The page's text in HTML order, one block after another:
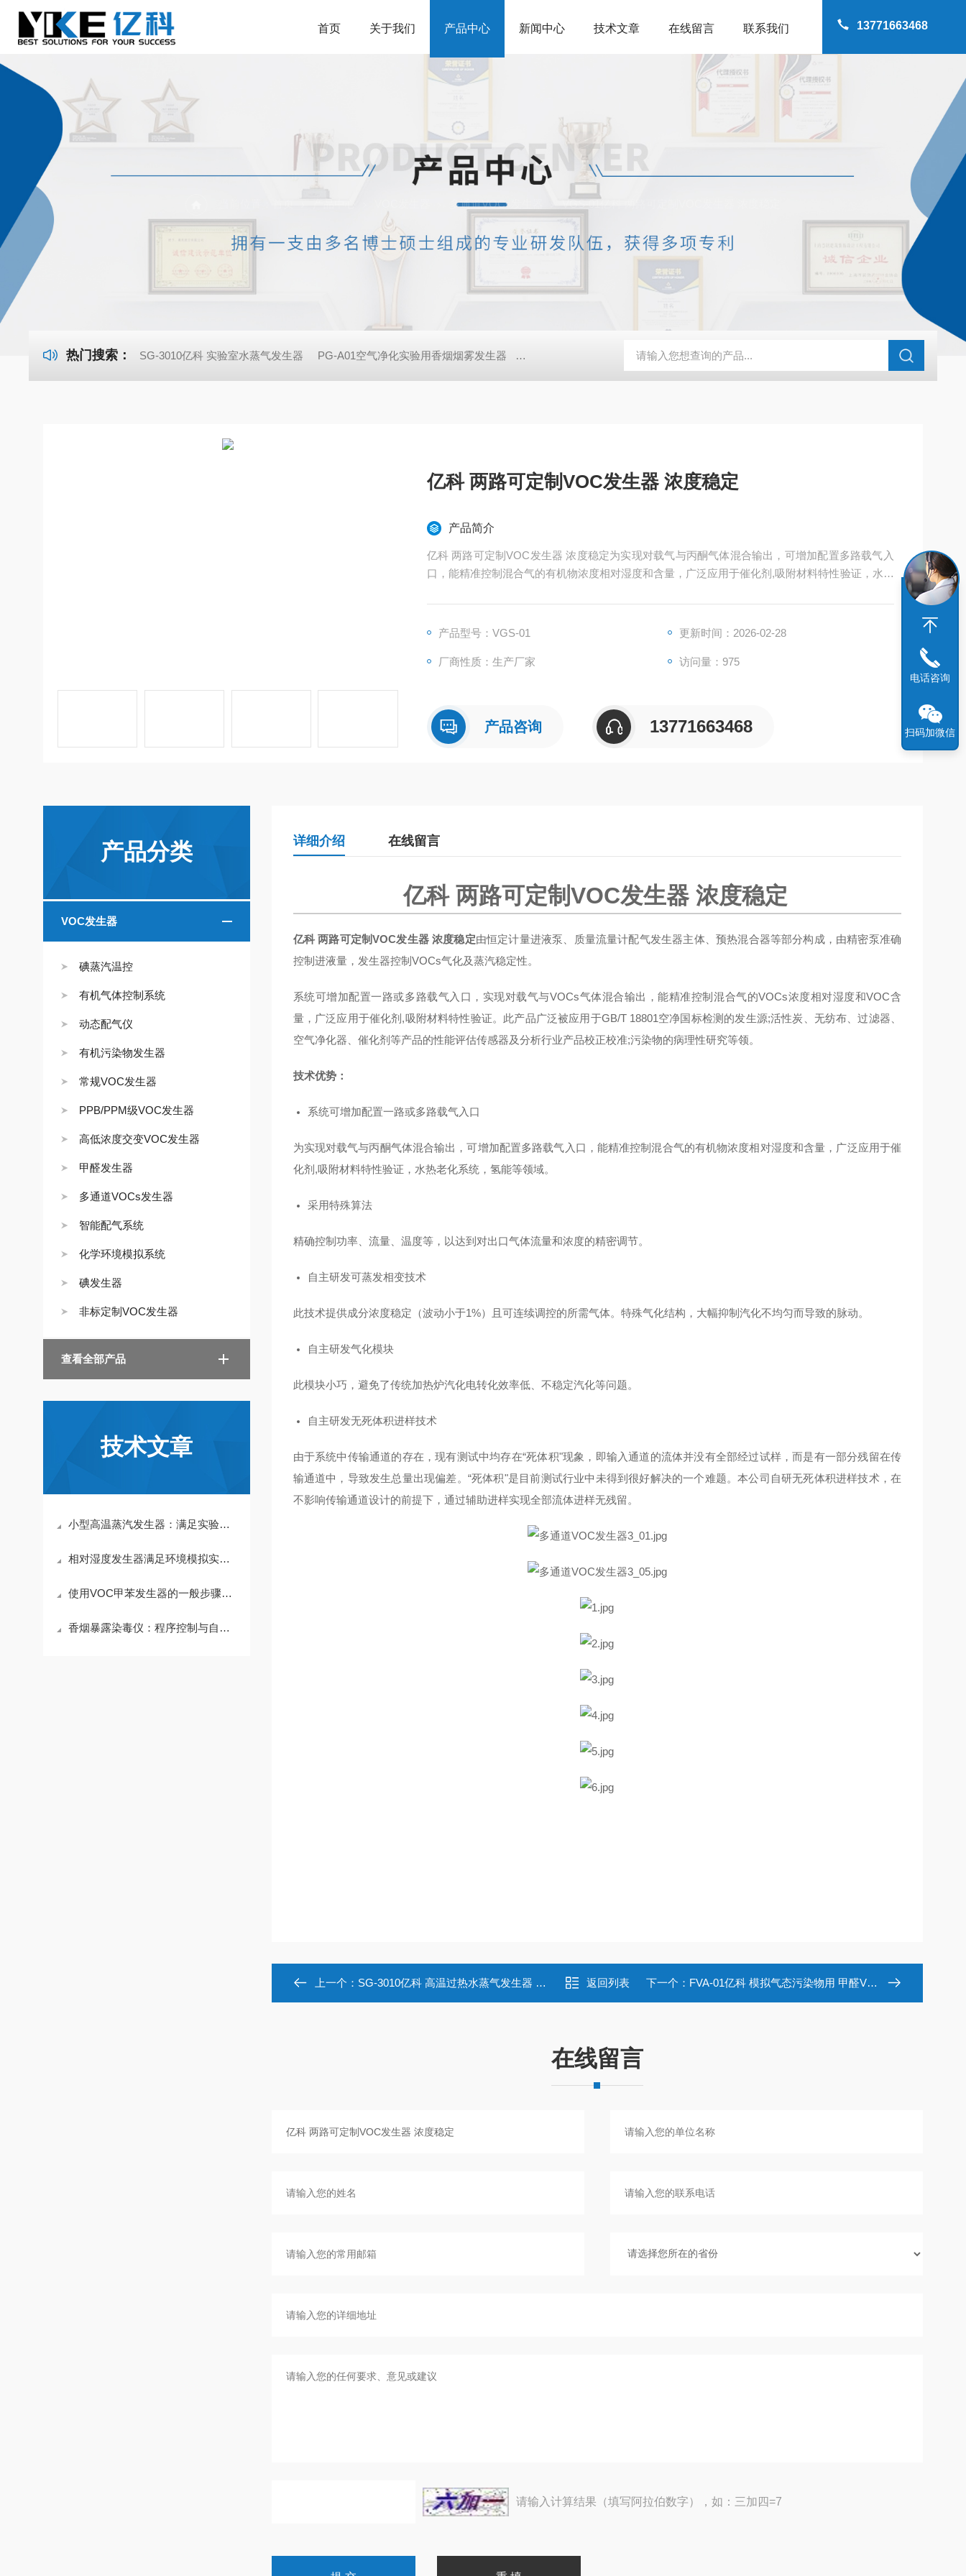
13771663468
首页 关于我们 产品中心 新闻中心 技术文章 在线留言 联系我们
多通道VOCs发生器
热门搜索： SG-3010亿科 实验室水蒸气发生器 PG-A01空气净化实验用香烟烟雾发生器 亿科 实验室SCR脱硝催化剂评价装置 亿科 实验室催化剂评价系统微反装置 HG-05A湿度
亿科 两路可定制VOC发生器 浓度稳定
产品简介
亿科 两路可定制VOC发生器 浓度稳定为实现对载气与丙酮气体混合输出，可增加配置多路载气入
口，能精准控制混合气的有机物浓度相对湿度和含量，广泛应用于催化剂,吸附材料特性验证，水热
产品型号：VGS-01 更新时间：2026-02-28
厂商性质：生产厂家 访问量：975
产品咨询 13771663468
产品分类
VOC发生器
碘蒸汽温控
有机气体控制系统
动态配气仪
有机污染物发生器
常规VOC发生器
PPB/PPM级VOC发生器
高低浓度交变VOC发生器
甲醛发生器
多通道VOCs发生器
智能配气系统
化学环境模拟系统
碘发生器
非标定制VOC发生器
查看全部产品
技术文章
小型高温蒸汽发生器：满足实验室蒸汽需求
相对湿度发生器满足环境模拟实验的关键要求
使用VOC甲苯发生器的一般步骤如下
香烟暴露染毒仪：程序控制与自动化烟熏造模系统详解
详细介绍 在线留言
亿科 两路可定制VOC发生器 浓度稳定
亿科 两路可定制VOC发生器 浓度稳定由恒定计量进液泵、质量流量计配气发生器主体、预热混合器等部分构成，由精密泵准确
控制进液量，发生器控制VOCs气化及蒸汽稳定性。
系统可增加配置一路或多路载气入口，实现对载气与VOCs气体混合输出，能精准控制混合气的VOCs浓度相对湿度和VOC含
量，广泛应用于催化剂,吸附材料特性验证。此产品广泛被应用于GB/T 18801空净国标检测的发生源;活性炭、无纺布、过滤器、
空气净化器、催化剂等产品的性能评估传感器及分析行业产品校正校准;污染物的病理性研究等领。
技术优势：
系统可增加配置一路或多路载气入口
为实现对载气与丙酮气体混合输出，可增加配置多路载气入口，能精准控制混合气的有机物浓度相对湿度和含量，广泛应用于催
化剂,吸附材料特性验证，水热老化系统，氢能等领域。
采用特殊算法
精确控制功率、流量、温度等，以达到对出口气体流量和浓度的精密调节。
自主研发可蒸发相变技术
此技术提供成分浓度稳定（波动小于1%）且可连续调控的所需气体。特殊气化结构，大幅抑制汽化不均匀而导致的脉动。
自主研发气化模块
此模块小巧，避免了传统加热炉汽化电转化效率低、不稳定汽化等问题。
自主研发无死体积进样技术
由于系统中传输通道的存在，现有测试中均存在“死体积"现象，即输入通道的流体并没有全部经过试样，而是有一部分残留在传
输通道中，导致发生总量出现偏差。“死体积"是目前测试行业中未得到很好解决的一个难题。本公司自研无死体积进样技术，在
不影响传输通道设计的前提下，通过辅助进样实现全部流体进样无残留。
上一个： SG-3010亿科 高温过热水蒸气发生器 小型电加热 返回列表 下一个： FVA-01亿科 模拟气态污染物用 甲醛VOC发生器汽化
在线留言
请输入计算结果（填写阿拉伯数字），如：三加四=7
电话咨询
扫码加微信